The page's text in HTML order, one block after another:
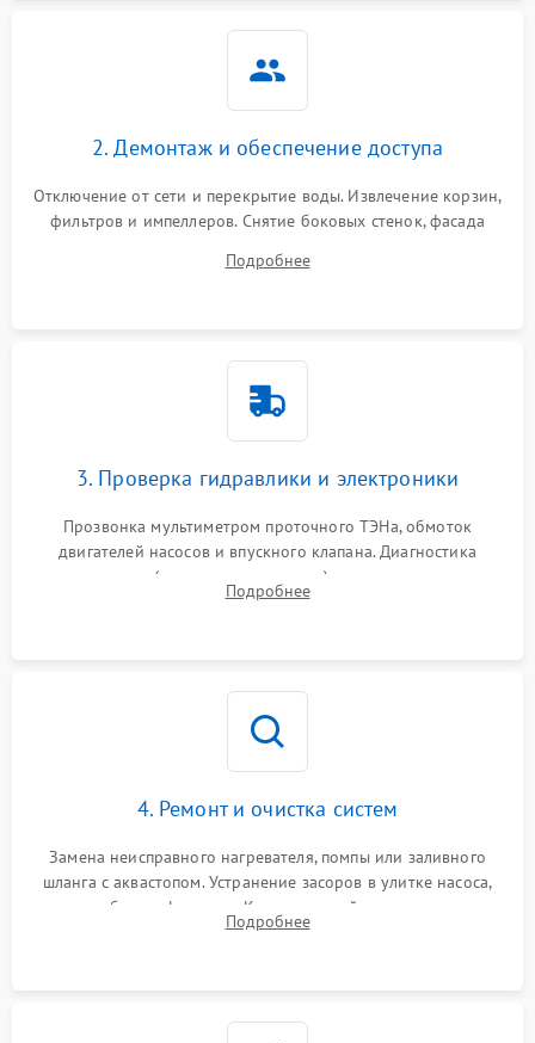
2. Демонтаж и обеспечение доступа
Отключение от сети и перекрытие воды. Извлечение корзин,
фильтров и импеллеров. Снятие боковых стенок, фасада
циркуляционному насосу, ТЭНу и сливной помпе.
Подробнее
3. Проверка гидравлики и электроники
Прозвонка мультиметром проточного ТЭНа, обмоток
двигателей насосов и впускного клапана. Диагностика
прессостата (датчика уровня воды), датчика мутности,
концевика дверцы и электронного модуля управления.
Подробнее
4. Ремонт и очистка систем
Замена неисправного нагревателя, помпы или заливного
шланга с аквастопом. Устранение засоров в улитке насоса,
патрубках и фильтрах. Компонентный ремонт платы
управления, восстановление поврежденной проводки.
Подробнее